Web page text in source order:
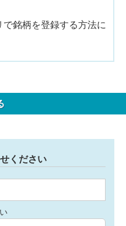
銘柄を登録する方法に
ください